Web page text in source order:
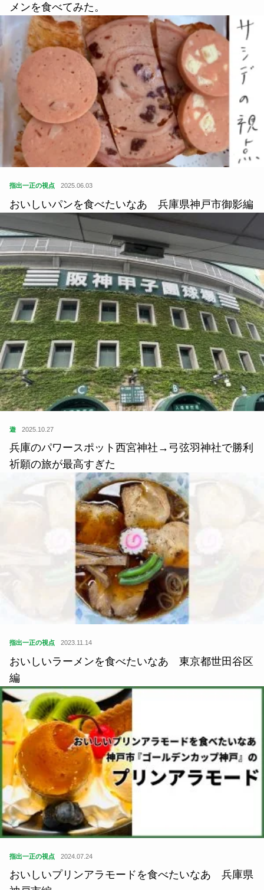
メンを食べてみた。
指出一正の視点 2025.06.03
おいしいパンを食べたいなあ 兵庫県神戸市御影編
遊 2025.10.27
兵庫のパワースポット西宮神社→弓弦羽神社で勝利
祈願の旅が最高すぎた
指出一正の視点 2023.11.14
おいしいラーメンを食べたいなあ 東京都世田谷区
編
指出一正の視点 2024.07.24
おいしいプリンアラモードを食べたいなあ 兵庫県